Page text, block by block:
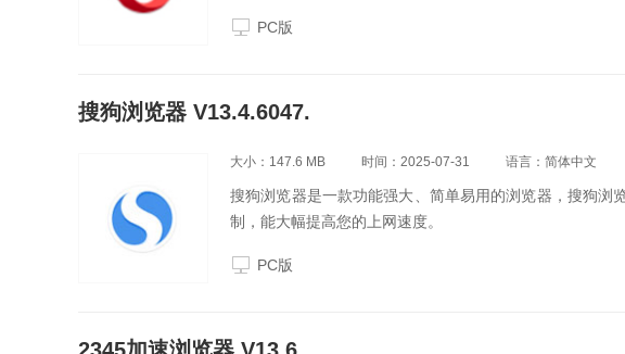
PC版
搜狗浏览器 V13.4.6047.
大小：147.6 MB 时间：2025-07-31 语言：简体中文
搜狗浏览器是一款功能强大、简单易用的浏览器，搜狗浏
制，能大幅提高您的上网速度。
PC版